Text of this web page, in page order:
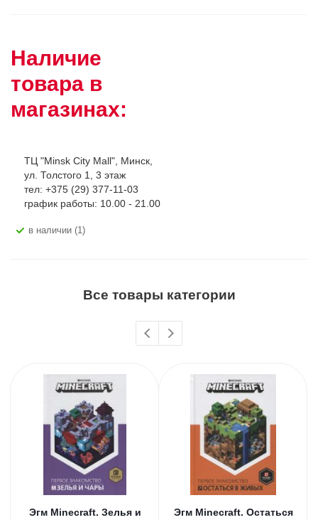
Наличие
товара в
магазинах:
ТЦ "Minsk City Mall", Минск,
ул. Толстого 1, 3 этаж
тел: +375 (29) 377-11-03
график работы: 10.00 - 21.00
В наличии (1)
Все товары категории
Эгм Minecraft. Зелья и
Эгм Minecraft. Остаться